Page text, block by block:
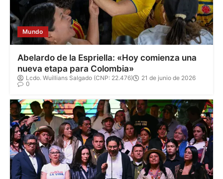
Mundo
Abelardo de la Espriella: «Hoy comienza una
nueva etapa para Colombia»
Lcdo. Wuillians Salgado (CNP: 22.476)
21 de junio de 2026
0